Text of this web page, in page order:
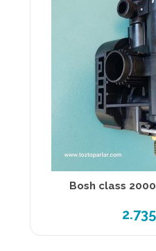
Bosh class